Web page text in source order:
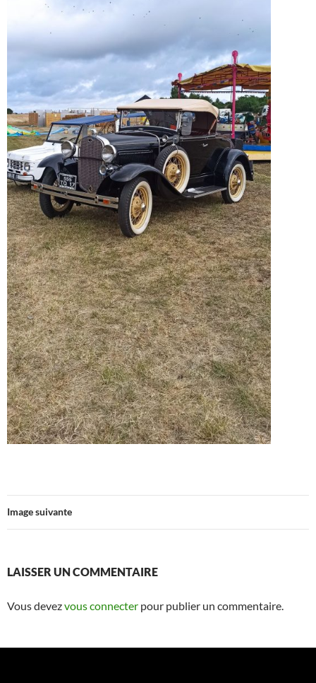
Image suivante
LAISSER UN COMMENTAIRE
Vous devezvous connecter pour publier un commentaire.